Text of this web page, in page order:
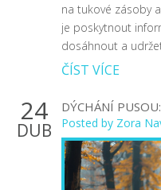
na tukové zásoby
je poskytnout
dosáhnout a
ČÍST VÍCE
24
DUB
DÝCHÁNÍ
Posted by Zora